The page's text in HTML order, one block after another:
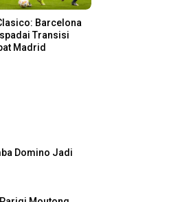
Barcelona
Transisi
Madrid
Domino Jadi